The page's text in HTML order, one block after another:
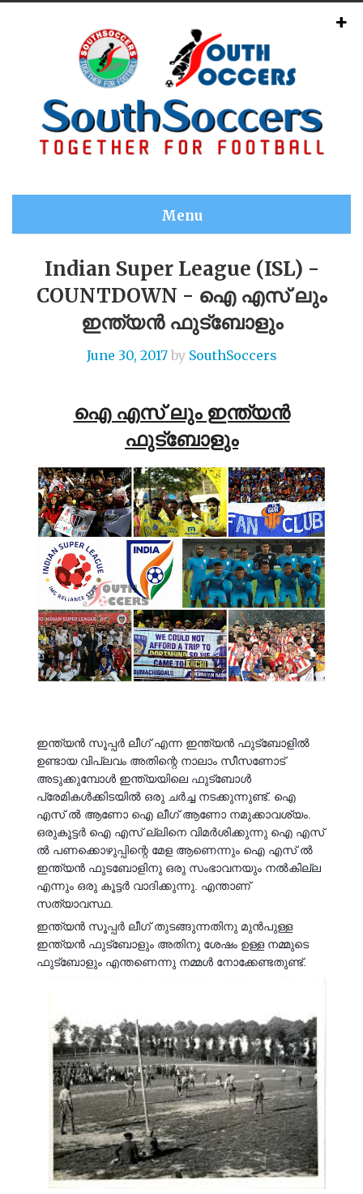
Menu
Indian Super League (ISL) -
COUNTDOWN - ഐ എസ് ലും
ഇന്ത്യൻ ഫുട്‍ബോളും
June 30, 2017by SouthSoccers
ഐ എസ് ലും ഇന്ത്യൻ
ഫുട്‍ബോളും
ഇന്ത്യൻ സൂപ്പർ ലീഗ് എന്ന ഇന്ത്യൻ ഫുട്‍ബോളിൽ
ഉണ്ടായ വിപ്ലവം അതിന്റെ നാലാം സീസണോട്
അടുക്കുമ്പോൾ ഇന്ത്യയിലെ ഫുട്‍ബോൾ
പ്രേമികൾക്കിടയിൽ ഒരു ചർച്ച നടക്കുന്നുണ്ട്. ഐ
എസ് ൽ ആണോ ഐ ലീഗ് ആണോ നമുക്കാവശ്യം.
ഒരുകൂട്ടർ ഐ എസ് ല്ലിനെ വിമർശിക്കുന്നു ഐ എസ്
ൽ പണക്കൊഴുപ്പിന്റെ മേള ആണെന്നും ഐ എസ് ൽ
ഇന്ത്യൻ ഫുടബോളിനു ഒരു സംഭാവനയും നൽകില്ല
എന്നും ഒരു കൂട്ടർ വാദിക്കുന്നു. എന്താണ്
സത്യാവസ്ഥ.
ഇന്ത്യൻ സൂപ്പർ ലീഗ് തുടങ്ങുന്നതിനു മുൻപുള്ള
ഇന്ത്യൻ ഫുട്‍ബോളും അതിനു ശേഷം ഉള്ള നമ്മുടെ
ഫുട്‍ബോളും എന്തണെന്നു നമ്മൾ നോക്കേണ്ടതുണ്ട്.